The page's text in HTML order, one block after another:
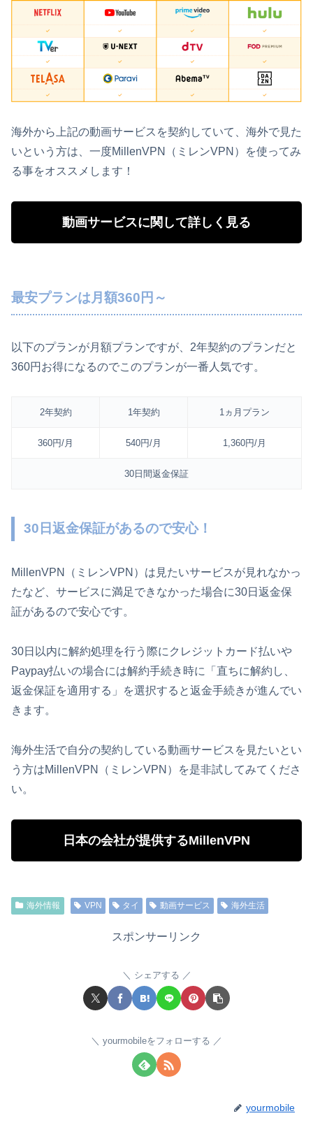
海外から上記の動画サービスを契約していて、海外で見た
いという方は、一度MillenVPN（ミレンVPN）を使ってみ
る事をオススメします！
動画サービスに関して詳しく見る
最安プランは月額360円～
以下のプランが月額プランですが、2年契約のプランだと
360円お得になるのでこのプランが一番人気です。
2年契約 1年契約 1ヵ月プラン
360円/月 540円/月 1,360円/月
30日間返金保証
30日返金保証があるので安心！
MillenVPN（ミレンVPN）は見たいサービスが見れなかっ
たなど、サービスに満足できなかった場合に30日返金保
証があるので安心です。
30日以内に解約処理を行う際にクレジットカード払いや
Paypay払いの場合には解約手続き時に「直ちに解約し、
返金保証を適用する」を選択すると返金手続きが進んでい
きます。
海外生活で自分の契約している動画サービスを見たいとい
う方はMillenVPN（ミレンVPN）を是非試してみてくださ
い。
日本の会社が提供するMillenVPN
海外情報 VPN タイ 動画サービス 海外生活
スポンサーリンク
シェアする
yourmobileをフォローする
yourmobile